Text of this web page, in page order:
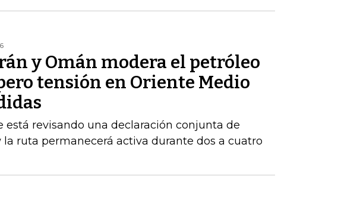
y Omán modera el petróleo
tensión en Oriente Medio
está revisando una declaración conjunta de
la ruta permanecerá activa durante dos a cuatro